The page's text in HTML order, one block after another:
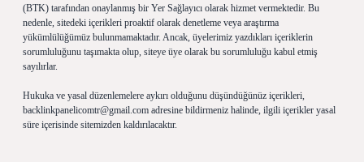
(BTK) tarafından onaylanmış bir Yer Sağlayıcı olarak hizmet vermektedir. Bu
nedenle, sitedeki içerikleri proaktif olarak denetleme veya araştırma
yükümlülüğümüz bulunmamaktadır. Ancak, üyelerimiz yazdıkları içeriklerin
sorumluluğunu taşımakta olup, siteye üye olarak bu sorumluluğu kabul etmiş
sayılırlar.
Hukuka ve yasal düzenlemelere aykırı olduğunu düşündüğünüz içerikleri,
backlinkpanelicomtr@gmail.com adresine bildirmeniz halinde, ilgili içerikler yasal
süre içerisinde sitemizden kaldırılacaktır.